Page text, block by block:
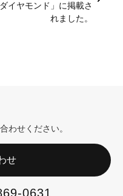
ダイヤモンド」に掲載さ
れました。
わせください。
せ
0631